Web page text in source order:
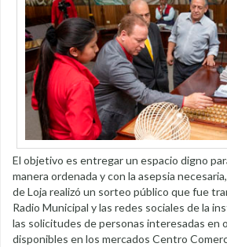
El objetivo es entregar un espacio digno
manera ordenada y con la asepsia
de Loja realizó un sorteo público que fue
Radio Municipal y las redes sociales de la
las solicitudes de personas interesadas en
disponibles en los mercados Centro